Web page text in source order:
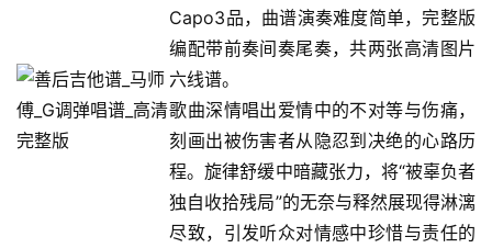
Capo3品，曲谱演奏难度简单，完整版
编配带前奏间奏尾奏，共两张高清图片
六线谱。
歌曲深情唱出爱情中的不对等与伤痛，
刻画出被伤害者从隐忍到决绝的心路历
程。旋律舒缓中暗藏张力，将“被辜负者
独自收拾残局”的无奈与释然展现得淋漓
尽致，引发听众对情感中珍惜与责任的